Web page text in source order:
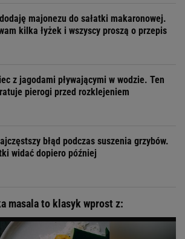
majonezu do sałatki makaronowej.
kilka łyżek i wszyscy proszą o przepis
z jagodami pływającymi w wodzie. Ten
pierogi przed rozklejeniem
błąd podczas suszenia grzybów.
widać dopiero później
masala to klasyk wprost z: